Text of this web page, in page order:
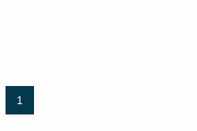
1